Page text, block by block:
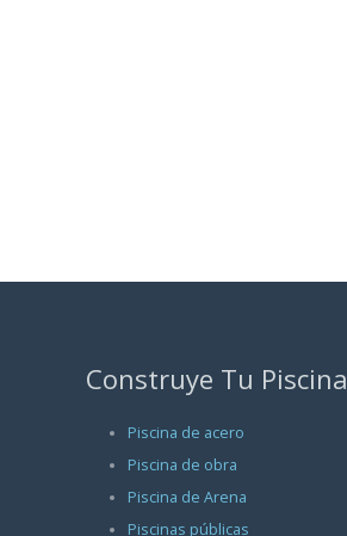
Construye Tu Piscina
Piscina de acero
Piscina de obra
Piscina de Arena
Piscinas públicas